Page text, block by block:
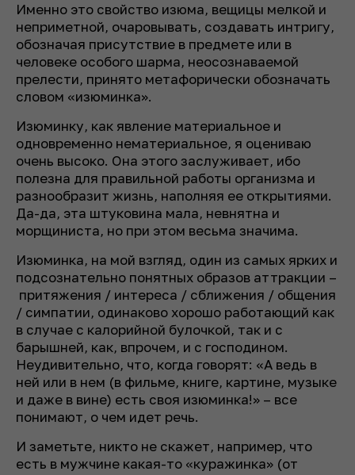
Именно это свойство изюма, вещицы мелкой и
неприметной, очаровывать, создавать интригу,
обозначая присутствие в предмете или в
человеке особого шарма, неосознаваемой
прелести, принято метафорически обозначать
словом «изюминка».
Изюминку, как явление материальное и
одновременно нематериальное, я оцениваю
очень высоко. Она этого заслуживает, ибо
полезна для правильной работы организма и
разнообразит жизнь, наполняя ее открытиями.
Да-да, эта штуковина мала, невнятна и
морщиниста, но при этом весьма значима.
Изюминка, на мой взгляд, один из самых ярких и
подсознательно понятных образов аттракции –
притяжения / интереса / сближения / общения
/ симпатии, одинаково хорошо работающий как
в случае с калорийной булочкой, так и с
барышней, как, впрочем, и с господином.
Неудивительно, что, когда говорят: «А ведь в
ней или в нем (в фильме, книге, картине, музыке
и даже в вине) есть своя изюминка!» – все
понимают, о чем идет речь.
И заметьте, никто не скажет, например, что
есть в мужчине какая-то «куражинка» (от